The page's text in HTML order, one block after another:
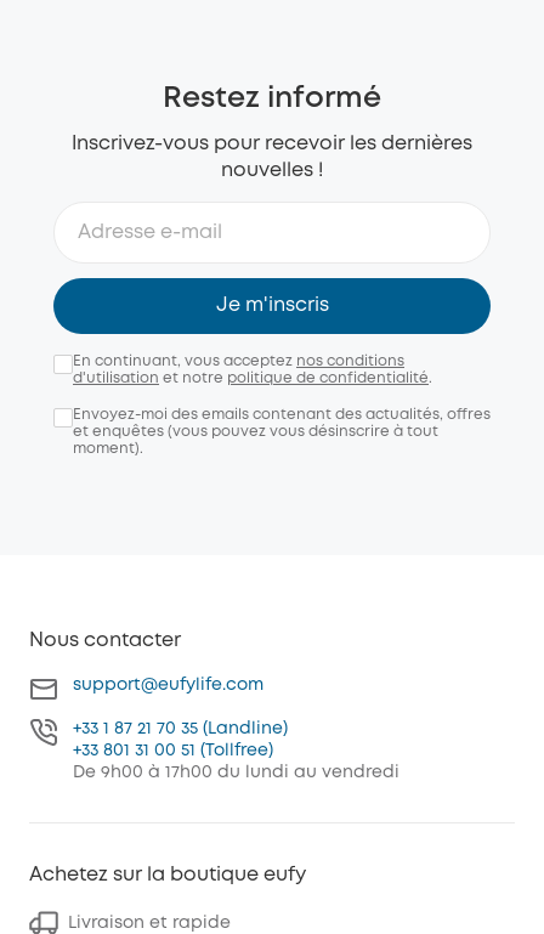
Restez informé
Inscrivez-vous pour recevoir les dernières
nouvelles !
Je m'inscris
En continuant, vous acceptez nos conditions
d'utilisation et notre politique de confidentialité.
Envoyez-moi des emails contenant des actualités, offres
et enquêtes (vous pouvez vous désinscrire à tout
moment).
Nous contacter
support@eufylife.com
+33 1 87 21 70 35 (Landline)
+33 801 31 00 51 (Tollfree)
De 9h00 à 17h00 du lundi au vendredi
Achetez sur la boutique eufy
Livraison et rapide